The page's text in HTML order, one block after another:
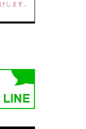
します。